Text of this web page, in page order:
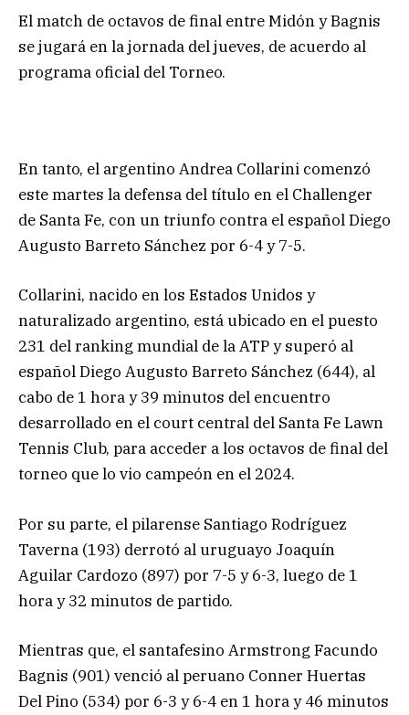
El match de octavos de final entre Midón y Bagnis
se jugará en la jornada del jueves, de acuerdo al
programa oficial del Torneo.
En tanto, el argentino Andrea Collarini comenzó
este martes la defensa del título en el Challenger
de Santa Fe, con un triunfo contra el español Diego
Augusto Barreto Sánchez por 6-4 y 7-5.
Collarini, nacido en los Estados Unidos y
naturalizado argentino, está ubicado en el puesto
231 del ranking mundial de la ATP y superó al
español Diego Augusto Barreto Sánchez (644), al
cabo de 1 hora y 39 minutos del encuentro
desarrollado en el court central del Santa Fe Lawn
Tennis Club, para acceder a los octavos de final del
torneo que lo vio campeón en el 2024.
Por su parte, el pilarense Santiago Rodríguez
Taverna (193) derrotó al uruguayo Joaquín
Aguilar Cardozo (897) por 7-5 y 6-3, luego de 1
hora y 32 minutos de partido.
Mientras que, el santafesino Armstrong Facundo
Bagnis (901) venció al peruano Conner Huertas
Del Pino (534) por 6-3 y 6-4 en 1 hora y 46 minutos